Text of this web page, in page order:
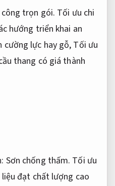
trọn gói. Tối ưu chi
hướng triển khai an
cường lực hay gỗ, Tối ưu
thang có giá thành
Sơn chống thấm. Tối ưu
liệu đạt chất lượng cao